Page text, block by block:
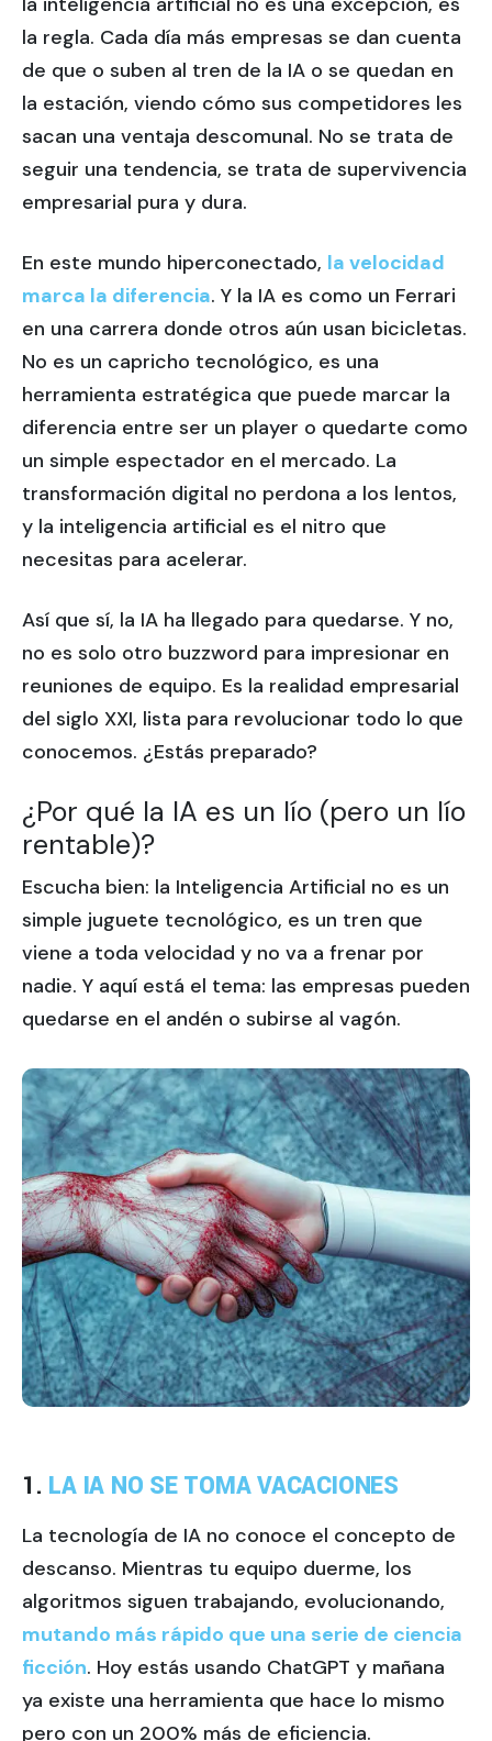
la regla. Cada día más empresas se dan cuenta
de que o suben al tren de la IA o se quedan en
la estación, viendo cómo sus competidores les
sacan una ventaja descomunal. No se trata de
seguir una tendencia, se trata de supervivencia
empresarial pura y dura.
En este mundo hiperconectado, la velocidad
marca la diferencia. Y la IA es como un Ferrari
en una carrera donde otros aún usan bicicletas.
No es un capricho tecnológico, es una
herramienta estratégica que puede marcar la
diferencia entre ser un player o quedarte como
un simple espectador en el mercado. La
transformación digital no perdona a los lentos,
y la inteligencia artificial es el nitro que
necesitas para acelerar.
Así que sí, la IA ha llegado para quedarse. Y no,
no es solo otro buzzword para impresionar en
reuniones de equipo. Es la realidad empresarial
del siglo XXI, lista para revolucionar todo lo que
conocemos. ¿Estás preparado?
¿Por qué la IA es un lío (pero un lío
rentable)?
Escucha bien: la Inteligencia Artificial no es un
simple juguete tecnológico, es un tren que
viene a toda velocidad y no va a frenar por
nadie. Y aquí está el tema: las empresas pueden
quedarse en el andén o subirse al vagón.
1. LA IA NO SE TOMA VACACIONES
La tecnología de IA no conoce el concepto de
descanso. Mientras tu equipo duerme, los
algoritmos siguen trabajando, evolucionando,
mutando más rápido que una serie de ciencia
ficción. Hoy estás usando ChatGPT y mañana
ya existe una herramienta que hace lo mismo
pero con un 200% más de eficiencia.